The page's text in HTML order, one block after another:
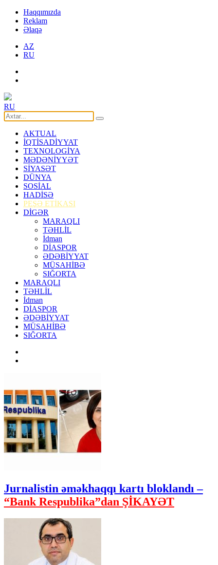
Haqqımızda
Reklam
Əlaqə
AZ
RU
RU
AKTUAL
İQTİSADİYYAT
TEXNOLOGİYA
MƏDƏNİYYƏT
SİYASƏT
DÜNYA
SOSİAL
HADİSƏ
PEŞƏ ETİKASI
DİGƏR
MARAQLI
TƏHLİL
İdman
DİASPOR
ƏDƏBİYYAT
MÜSAHİBƏ
SIĞORTA
MARAQLI
TƏHLİL
İdman
DİASPOR
ƏDƏBİYYAT
MÜSAHİBƏ
SIĞORTA
Jurnalistin əməkhaqqı kartı bloklandı –
“Bank Respublika”dan ŞİKAYƏT